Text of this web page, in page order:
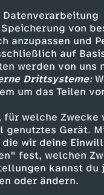
von
anzupassen und
auf
werden von uns
Drittsysteme:
um das Teilen
für welche
Gerät.
wir deine
fest, welchen
kannst
oder ändern.
- Sanna
- Janette
Serhat Cokgezen
Hellmann
Maack
- Fabian
Sila Sahin